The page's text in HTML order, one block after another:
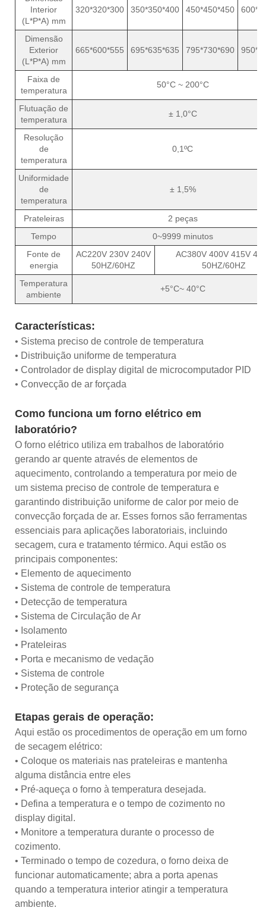
Interior
(L*P*A) mm
320*320*300 350*350*400 450*450*450
Dimensão
Exterior
(L*P*A) mm
665*600*555 695*635*635 795*730*690
Faixa de
temperatura
50°C ~ 200°C
Flutuação de
temperatura
± 1,0°C
Resolução
de
temperatura
0,1ºC
Uniformidade
de
temperatura
± 1,5%
Prateleiras
2 peças
Tempo
0~9999 minutos
Fonte de
energia
AC220V 230V 240V
50HZ/60HZ
AC380V 400V 415V
50HZ/60HZ
Temperatura
ambiente
+5°C~ 40°C
Características:
• Sistema preciso de controle de temperatura
• Distribuição uniforme de temperatura
• Controlador de display digital de microcomputador PID
• Convecção de ar forçada
Como funciona um forno elétrico em
laboratório?
O forno elétrico utiliza em trabalhos de laboratório
gerando ar quente através de elementos de
aquecimento, controlando a temperatura por meio de
um sistema preciso de controle de temperatura e
garantindo distribuição uniforme de calor por meio de
convecção forçada de ar. Esses fornos são ferramentas
essenciais para aplicações laboratoriais, incluindo
secagem, cura e tratamento térmico. Aqui estão os
principais componentes:
• Elemento de aquecimento
• Sistema de controle de temperatura
• Detecção de temperatura
• Sistema de Circulação de Ar
• Isolamento
• Prateleiras
• Porta e mecanismo de vedação
• Sistema de controle
• Proteção de segurança
Etapas gerais de operação:
Aqui estão os procedimentos de operação em um forno
de secagem elétrico:
• Coloque os materiais nas prateleiras e mantenha
alguma distância entre eles
• Pré-aqueça o forno à temperatura desejada.
• Defina a temperatura e o tempo de cozimento no
display digital.
• Monitore a temperatura durante o processo de
cozimento.
• Terminado o tempo de cozedura, o forno deixa de
funcionar automaticamente; abra a porta apenas
quando a temperatura interior atingir a temperatura
ambiente.